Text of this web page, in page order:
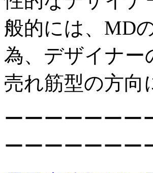
般的には、MD
為、デザイナー
売れ筋型の方向
ーーーーーーー
ーーーーーーー